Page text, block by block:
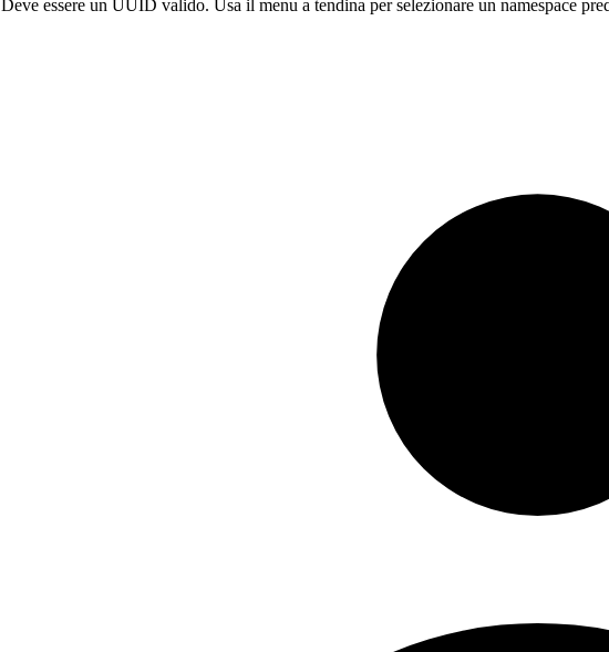
Deve essere un UUID valido. Usa il menu a tendina per selezionare un namespace